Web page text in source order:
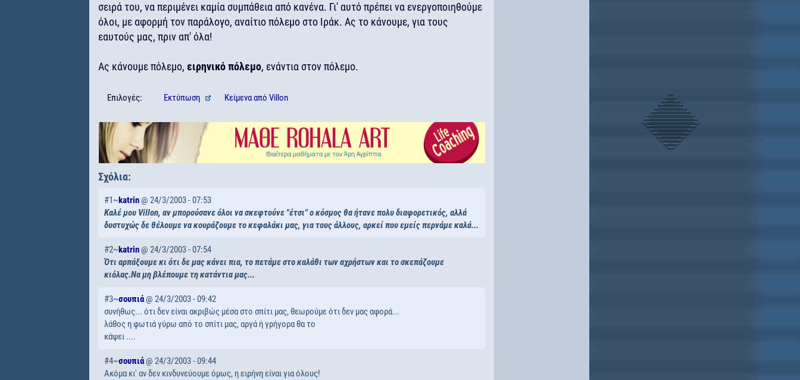
σειρά του, να περιμένει καμία συμπάθεια από κανένα. Γι' αυτό πρέπει να ενεργοποιηθούμε
όλοι, με αφορμή τον παράλογο, αναίτιο πόλεμο στο Ιράκ. Aς το κάνουμε, για τους
εαυτούς μας, πριν απ' όλα!
Ας κάνουμε πόλεμο, ειρηνικό πόλεμο, ενάντια στον πόλεμο.
Επιλογές: Εκτύπωση Κείμενααπό Villon
Σχόλια:
#1~katrin@ 24/3/2003 - 07:53
Καλέ μου Villon, αν μπορούσανε όλοι να σκεφτούνε "έτσι" ο κόσμος θα ήτανε πολυ διαφορετικός, αλλά
δυστυχώς δε θέλουμε να κουράζουμε το κεφαλάκι μας, για τους άλλους, αρκεί που εμείς περνάμε καλά...
#2~katrin @ 24/3/2003 - 07:54
Ότι αρπάξουμε κι ότι δε μας κάνει πια, το πετάμε στο καλάθι των αχρήστων και το σκεπάζουμε
κιόλας.Να μη βλέπουμε τη κατάντια μας...
#3~σουπιά@ 24/3/2003 - 09:42
συνήθως... ότι δεν είναι ακριβώς μέσα στο σπίτι μας, θεωρούμε ότι δεν μας αφορά...
λάθος η φωτιά γύρω από το σπίτι μας, αργά ή γρήγορα θα το
κάψει ....
#4~σουπιά@ 24/3/2003 - 09:44
Ακόμα κι' αν δεν κινδυνεύουμε όμως, η ειρήνη είναι για όλους!